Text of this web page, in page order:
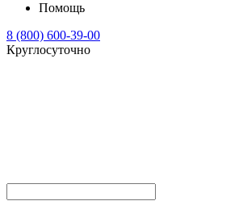
Помощь
8 (800) 600-39-00
Круглосуточно